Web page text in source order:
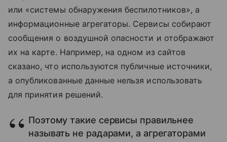
или «системы обнаружения беспилотников», а
информационные агрегаторы. Сервисы собирают
сообщения о воздушной опасности и отображают
их на карте. Например, на одном из сайтов
сказано, что используются публичные источники,
а опубликованные данные нельзя использовать
для принятия решений.
Поэтому такие сервисы правильнее
называть не радарами, а агрегаторами